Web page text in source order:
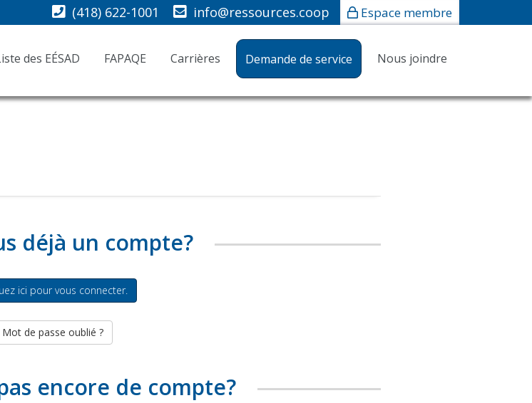
Espace membre
info@ressources.coop
(418) 622-1001
des EÉSAD FAPAQE Carrières Demande de service Nous joindre
déjà un compte?
ici pour vous connecter.
Mot de passe oublié ?
encore de compte?